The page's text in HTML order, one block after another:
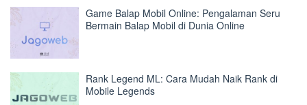
Game Balap Mobil Online: Pengalaman Seru
Bermain Balap Mobil di Dunia Online
Rank Legend ML: Cara Mudah Naik Rank di
Mobile Legends